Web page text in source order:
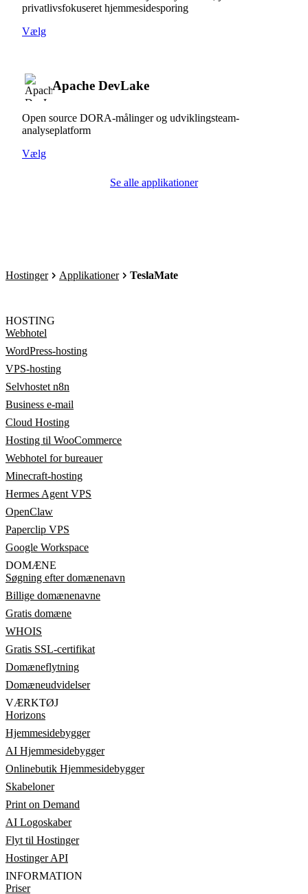
privatlivsfokuseret hjemmesidesporing
Vælg
Apache DevLake
Open source DORA-målinger og udviklingsteam-
analyseplatform
Vælg
Se alle applikationer
Hostinger Applikationer TeslaMate
HOSTING
Webhotel
WordPress-hosting
VPS-hosting
Selvhostet n8n
Business e-mail
Cloud Hosting
Hosting til WooCommerce
Webhotel for bureauer
Minecraft-hosting
Hermes Agent VPS
OpenClaw
Paperclip VPS
Google Workspace
DOMÆNE
Søgning efter domænenavn
Billige domænenavne
Gratis domæne
WHOIS
Gratis SSL-certifikat
Domæneflytning
Domæneudvidelser
VÆRKTØJ
Horizons
Hjemmesidebygger
AI Hjemmesidebygger
Onlinebutik Hjemmesidebygger
Skabeloner
Print on Demand
AI Logoskaber
Flyt til Hostinger
Hostinger API
INFORMATION
Priser